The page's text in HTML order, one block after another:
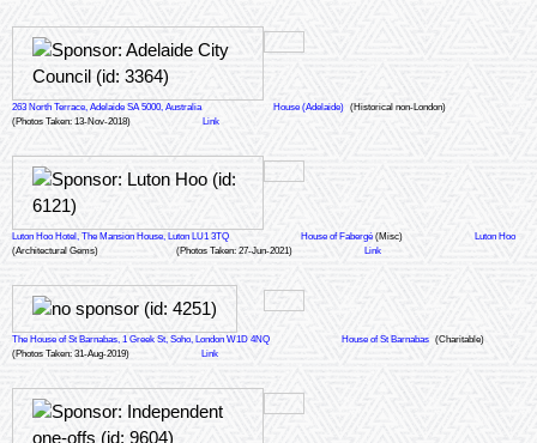
263 North Terrace, Adelaide SA 5000, Australia House (Adelaide) (Historical non-London)
(Photos Taken: 13-Nov-2018)
Link
Luton Hoo Hotel, The Mansion House, Luton LU1 3TQ House of Fabergé (Misc)
Luton Hoo
(Architectural Gems)
(Photos Taken: 27-Jun-2021) Link
The House of St Barnabas, 1 Greek St, Soho, London W1D 4NQ House of St Barnabas (Charitable)
(Photos Taken: 31-Aug-2019)
Link